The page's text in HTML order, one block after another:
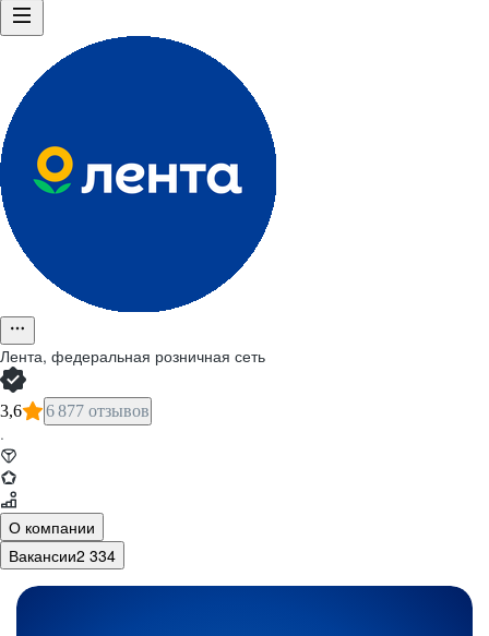
Лента, федеральная розничная сеть
3,6 6 877 отзывов
·
О компании
Вакансии2 334